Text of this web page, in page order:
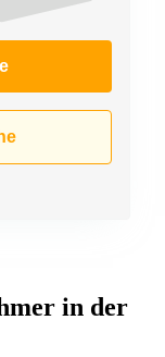
in der